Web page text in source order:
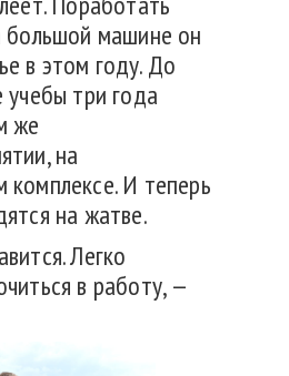
большой машине он
в этом году. До
учебы три года
же
на
комплексе. И теперь
на жатве.
Легко
в работу, —